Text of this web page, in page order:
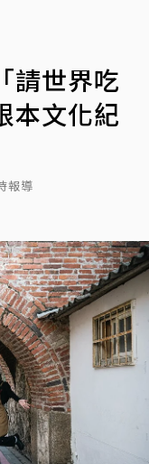
請世界吃
本文化紀
報導